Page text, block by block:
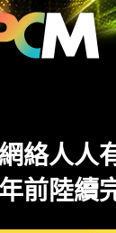
網絡人
前陸續